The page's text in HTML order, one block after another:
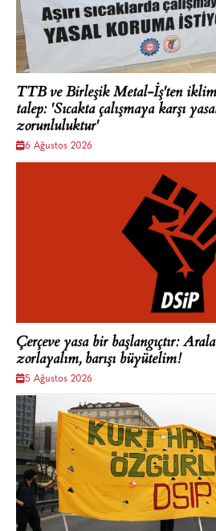
TTB ve Birleşik Metal-İş'ten
talep: 'Sıcakta çalışmaya karşı
zorunluluktur'
6 Ağustos 2026
Çerçeve yasa bir başlangıçtır:
zorlayalım, barışı büyütelim!
5 Ağustos 2026